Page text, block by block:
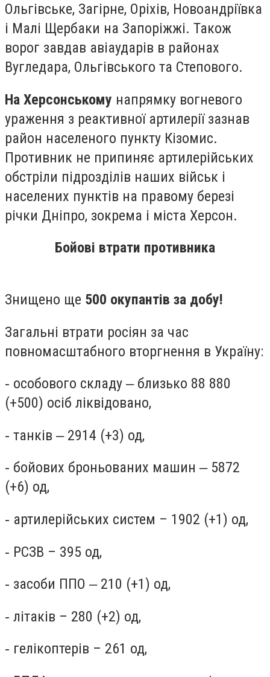
Ольгівське, Загірне, Оріхів, Новоандріївка
і Малі Щербаки на Запоріжжі. Також
ворог завдав авіаударів в районах
Вугледара, Ольгівського та Степового.
На Херсонському напрямку вогневого
ураження з реактивної артилерії зазнав
район населеного пункту Кізомис.
Противник не припиняє артилерійських
обстріли підрозділів наших військ і
населених пунктів на правому березі
річки Дніпро, зокрема і міста Херсон.
Бойові втрати противника
Знищено ще 500 окупантів за добу!
Загальні втрати росіян за час
повномасштабного вторгнення в Україну:
‐ особового складу ‒ близько 88 880
(+500) осіб ліквідовано,
‐ танків ‒ 2914 (+3) од,
‐ бойових броньованих машин ‒ 5872
(+6) од,
‐ артилерійських систем – 1902 (+1) од,
‐ РСЗВ – 395 од,
‐ засоби ППО ‒ 210 (+1) од,
‐ літаків – 280 (+2) од,
‐ гелікоптерів – 261 од,